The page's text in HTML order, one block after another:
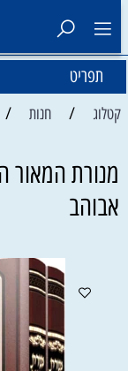
תפריט
קטלוג / חנות /
אבוהב